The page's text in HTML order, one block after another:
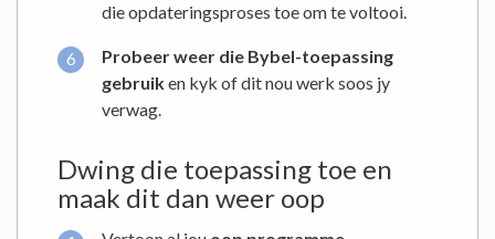
die opdateringsproses toe om te voltooi.
Probeer weer die Bybel-toepassing
gebruiken kyk of dit nou werk soos jy
verwag.
Dwing die toepassing toe en
maak dit dan weer oop